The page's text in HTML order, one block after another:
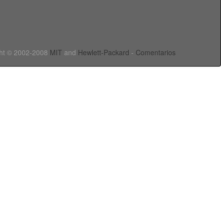
© 2002-2008 MIT and Hewlett-Packard - Comentarios